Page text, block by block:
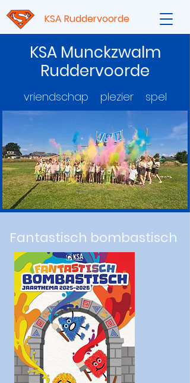
KSA Ruddervoorde
KSA Munckzwalm
Ruddervoorde
vriendschap plezier spel
Fantastisch bombastisch